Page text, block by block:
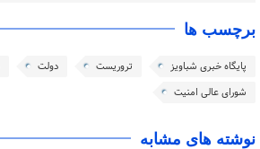
برچسب ها
پایگاه خبری شباویز تروریست دولت
شورای عالی امنیت
نوشته های مشابه